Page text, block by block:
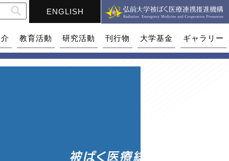
ENGLISH
教育活動 研究活動 刊行物 大学基金 ギャラリー